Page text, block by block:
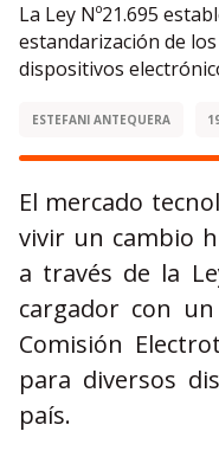
La Ley Nº21.695
estandarización de
dispositivos
ESTEFANI ANTEQUERA
El mercado
vivir un cambio
a través de la
cargador con
Comisión
para diversos
país.